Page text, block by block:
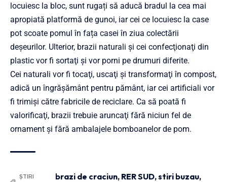
locuiesc la bloc, sunt rugați să aducă bradul la cea mai
apropiată platformă de gunoi, iar cei ce locuiesc la case
pot scoate pomul în fața casei în ziua colectării
deșeurilor. Ulterior, brazii naturali şi cei confecţionaţi din
plastic vor fi sortaţi şi vor porni pe drumuri diferite.
Cei naturali vor fi tocaţi, uscaţi şi transformaţi în compost,
adică un îngrăşământ pentru pământ, iar cei artificiali vor
fi trimişi către fabricile de reciclare. Ca să poată fi
valorificaţi, brazii trebuie aruncaţi fără niciun fel de
ornament şi fără ambalajele bomboanelor de pom.
ȘTIRI
brazi de craciun, RER SUD,stiri buzau,